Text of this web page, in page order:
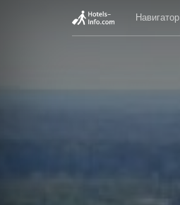
Навигатор